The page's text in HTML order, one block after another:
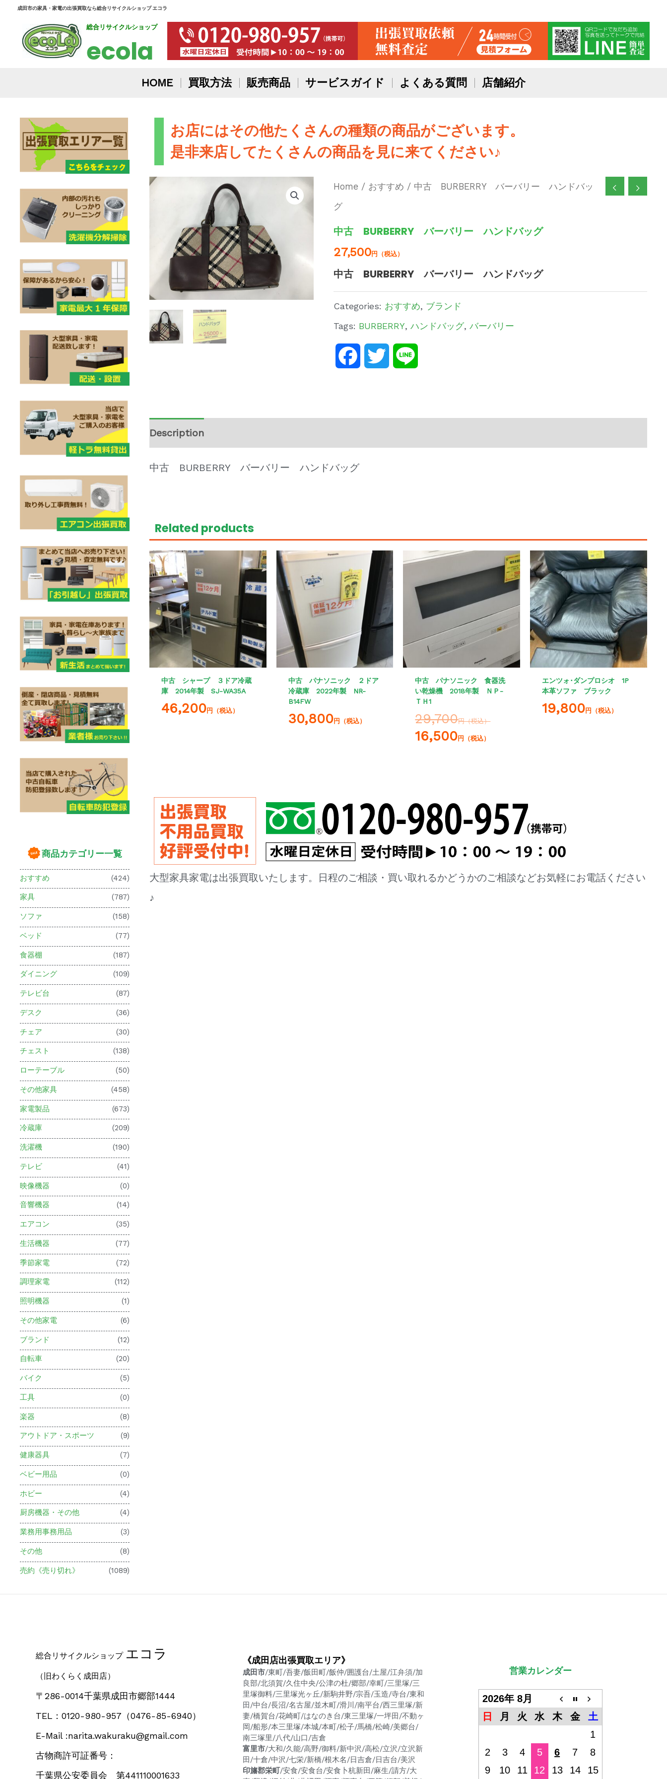
成田市の家具・家電の出張買取なら総合リサイクルショップ エコラ
総合リサイクルショップ
ecola
HOME 買取方法 販売商品 サービスガイド よくある質問 店舗紹介
商品カテゴリー一覧
おすすめ (424)
家具 (787)
ソファ (158)
ベッド (77)
食器棚 (187)
ダイニング (109)
テレビ台 (87)
デスク (36)
チェア (30)
チェスト (138)
ローテーブル (50)
その他家具 (458)
家電製品 (673)
冷蔵庫 (209)
洗濯機 (190)
テレビ (41)
映像機器 (0)
音響機器 (14)
エアコン (35)
生活機器 (77)
季節家電 (72)
調理家電 (112)
照明機器 (1)
その他家電 (6)
ブランド (12)
自転車 (20)
バイク (5)
工具 (0)
楽器 (8)
アウトドア・スポーツ (9)
健康器具 (7)
ベビー用品 (0)
ホビー (4)
厨房機器・その他 (4)
業務用事務用品 (3)
その他 (8)
売約《売り切れ》 (1089)
お店にはその他たくさんの種類の商品がございます。
是非来店してたくさんの商品を見に来てください♪
Home / おすすめ / 中古 BURBERRY バーバリー ハンドバッ
グ
中古 BURBERRY バーバリー ハンドバッグ
27,500円（税込）
中古 BURBERRY バーバリー ハンドバッグ
Categories: おすすめ, ブランド
Tags: BURBERRY, ハンドバッグ, バーバリー
FacebookTwitter
Description
中古 BURBERRY バーバリー ハンドバッグ
Related products
中古 シャープ ３ドア冷蔵
庫 2014年製 SJ-WA35A
46,200円（税込）
中古 パナソニック ２ドア
冷蔵庫 2022年製 NR-
B14FW
30,800円（税込）
中古 パナソニック 食器洗
い乾燥機 2018年製 ＮＰ-
ＴＨ1
29,700円（税込）
16,500円（税込）
エンツォ･ダンプロシオ 1P
本革ソファ ブラック
19,800円（税込）
大型家具家電は出張買取いたします。日程のご相談・買い取れるかどうかのご相談などお気軽にお電話ください
♪
総合リサイクルショップ エコラ
（旧わくらく成田店）
〒286-0014千葉県成田市郷部1444
TEL：0120-980-957 （0476-85-6940）
E-Mail :narita.wakuraku@gmail.com
古物商許可証番号：
千葉県公安委員会 第441110001633
《成田店出張買取エリア》
成田市/東町/吾妻/飯田町/飯仲/囲護台/土屋/江弁須/加
良部/北須賀/久住中央/公津の杜/郷部/幸町/三里塚/三
里塚御料/三里塚光ヶ丘/新駒井野/宗吾/玉造/寺台/東和
田/中台/長沼/名古屋/並木町/滑川/南平台/西三里塚/新
妻/橋賀台/花崎町/はなのき台/東三里塚/一坪田/不動ヶ
岡/船形/本三里塚/本城/本町/松子/馬橋/松崎/美郷台/
南三塚里/八代/山口/吉倉
富里市/大和/久能/高野/御料/新中沢/高松/立沢/立沢新
田/十倉/中沢/七栄/新橋/根木名/日吉倉/日吉台/美沢
印旛郡栄町/安食/安食台/安食卜杭新田/麻生/請方/大
営業カレンダー
2026年 8月
日
月 火 水 木 金
土
1
2
3 4 5 6 7
8
9
10 11 12 13 14 15